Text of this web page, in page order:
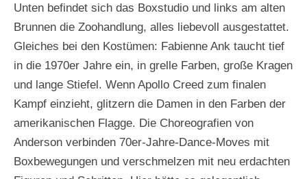
Unten befindet sich das Boxstudio und links am alten
Brunnen die Zoohandlung, alles liebevoll ausgestattet.
Gleiches bei den Kostümen: Fabienne Ank taucht tief
in die 1970er Jahre ein, in grelle Farben, große Kragen
und lange Stiefel. Wenn Apollo Creed zum finalen
Kampf einzieht, glitzern die Damen in den Farben der
amerikanischen Flagge. Die Choreografien von
Anderson verbinden 70er-Jahre-Dance-Moves mit
Boxbewegungen und verschmelzen mit neu erdachten
D
a
a
g
D
a
e
a
g
o
D
a
e
a
g